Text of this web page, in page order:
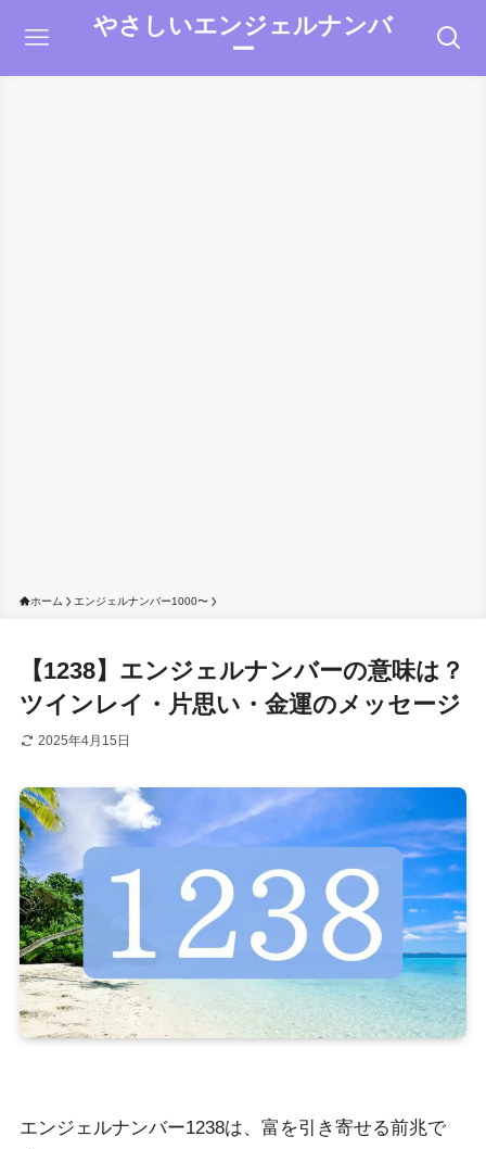
やさしいエンジェルナンバ
ー
ホーム エンジェルナンバー1000〜
【1238】エンジェルナンバーの意味は？
ツインレイ・片思い・金運のメッセージ
2025年4月15日
エンジェルナンバー1238は、富を引き寄せる前兆で